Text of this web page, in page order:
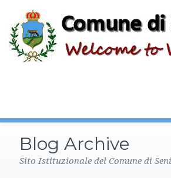
Blog Archive
Sito Istituzionale del Comune di